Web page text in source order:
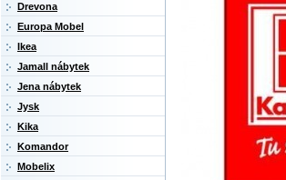
Drevona
Europa Mobel
Ikea
Jamall nábytek
Jena nábytek
Jysk
Kika
Komandor
Mobelix